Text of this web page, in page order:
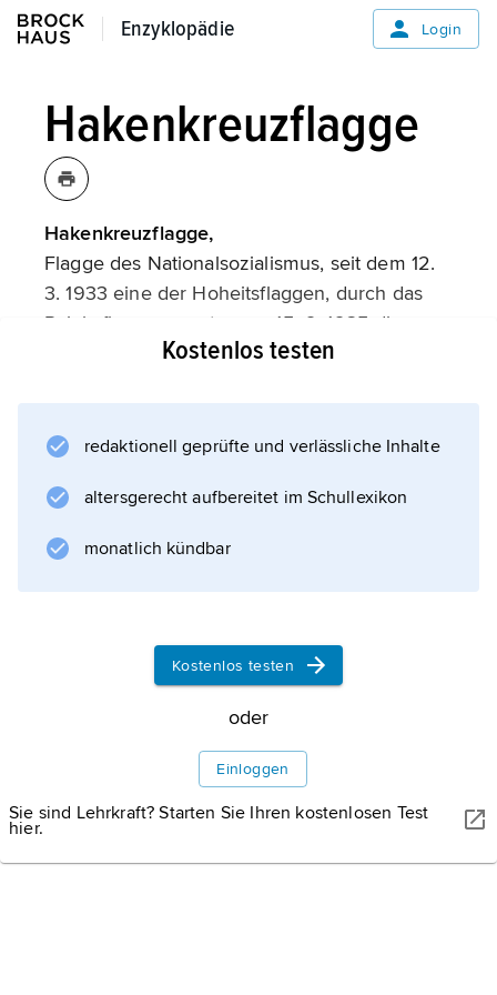
Enzyklopädie
Enzyklopädie Login
Hakenkreuzflagge
Hakenkreuzflagge,
Flagge des Nationalsozialismus, seit dem 12.
3. 1933 eine der Hoheitsflaggen, durch das
Reichsflaggengesetz vom 15. 9. 1935 die
alleinige National- und Handelsflagge des
Informationen zum Artikel
Kostenlos testen
redaktionell geprüfte und verlässliche Inhalte
altersgerecht aufbereitet im Schullexikon
monatlich kündbar
Kostenlos testen
oder
Einloggen
Sie sind Lehrkraft? Starten Sie Ihren kostenlosen Test
hier.